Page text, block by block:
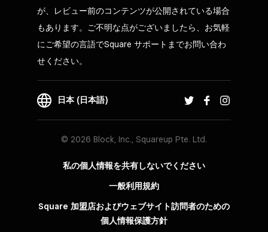
が、レビュー前のコンテンツが公開されている場合
もあります。ご不明な点がございましたら、お気軽
にご希望の言語でSquare サポートまでお問い合わ
せください。
日本 (日本語)
© 2026 Block, Inc., Squareup Pte. Ltd.
私の個人情報を共有しないでください
一般利用規約
Square 加盟店およびウェブサイト訪問者の​ための​
個人情報保護方針​